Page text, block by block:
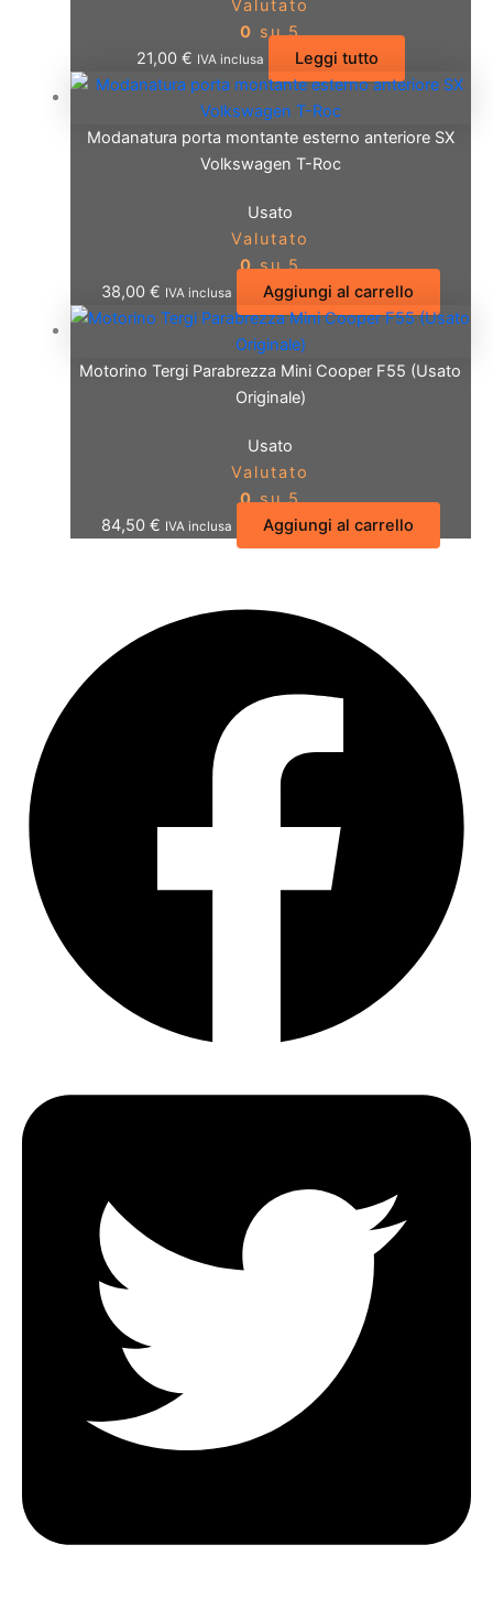
Valutato
0 su 5
21,00 € IVA inclusa Leggi tutto
Modanatura porta montante esterno anteriore SX
Volkswagen T-Roc
Usato
Valutato
0su 5
38,00 € IVA inclusa Aggiungi al carrello
Motorino Tergi Parabrezza Mini Cooper F55 (Usato
Originale)
Usato
Valutato
0su 5
84,50 € IVA inclusa Aggiungi al carrello